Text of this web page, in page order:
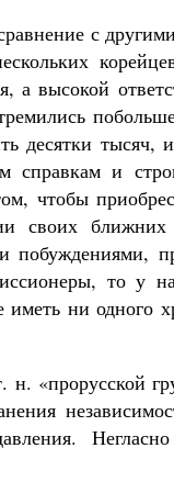
с
а высокой
десятки
и
чтобы
своих ближних
то у
ни одного
«прорусской